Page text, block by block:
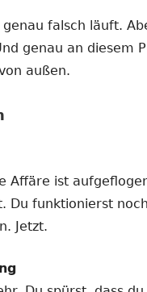
falsch läuft.
genau an diesem
außen.
Affäre ist
Du funktionierst
Jetzt.